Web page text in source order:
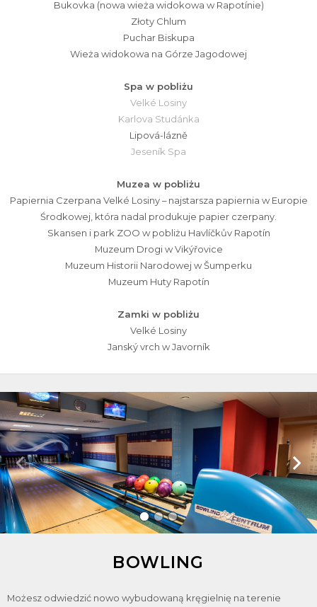
English
Čeština
POLSKI
Bukovka (nowa wieża widokowa w Rapotínie)
Złoty Chlum
Puchar Biskupa
Wieża widokowa na Górze Jagodowej
Spa w pobliżu
Velké Losiny
Karlova Studánka
Lipová-lázně
Jeseník Spa
Muzea w pobliżu
Papiernia Czerpana Velké Losiny – najstarsza papiernia w Europie
Środkowej, która nadal produkuje papier czerpany.
Skansen i park ZOO w pobliżu Havlíčkův Rapotín
Muzeum Drogi w Vikýřovice
Muzeum Historii Narodowej w Šumperku
Muzeum Huty Rapotín
Zamki w pobliżu
Velké Losiny
Janský vrch w Javorník
BOWLING
Możesz odwiedzić nowo wybudowaną kręgielnię na terenie